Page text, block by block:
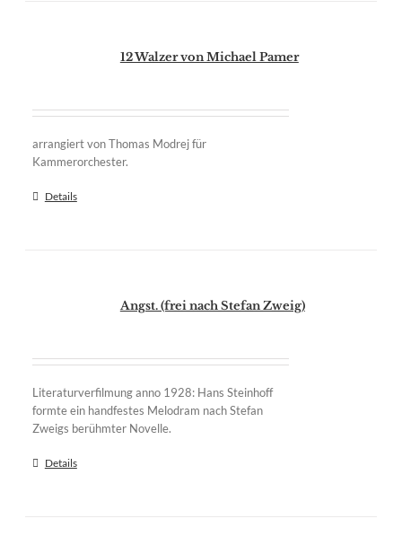
12 Walzer von Michael Pamer
arrangiert von Thomas Modrej für
Kammerorchester.
Details
Angst. (frei nach Stefan Zweig)
Literaturverfilmung anno 1928: Hans Steinhoff
formte ein handfestes Melodram nach Stefan
Zweigs berühmter Novelle.
Details